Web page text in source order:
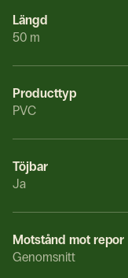
Längd
50 m
Producttyp
PVC
Töjbar
Ja
Motstånd mot repor
Genomsnitt